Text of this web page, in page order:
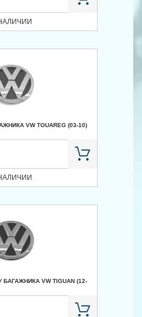
VW TOUAREG (03-10)
VW TIGUAN (12-